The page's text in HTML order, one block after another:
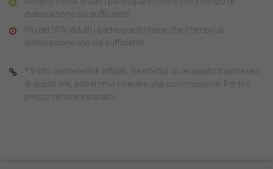
elaborazione sia sufficiente
Più del 50% di tutti i partecipanti ritiene che il tempo di
elaborazione non sia sufficiente
* Il sito contiene link affiliati. Se effettui un acquisto tramite uno
di questi link, potremmo ricevere una commissione. Per te il
prezzo rimane invariato.